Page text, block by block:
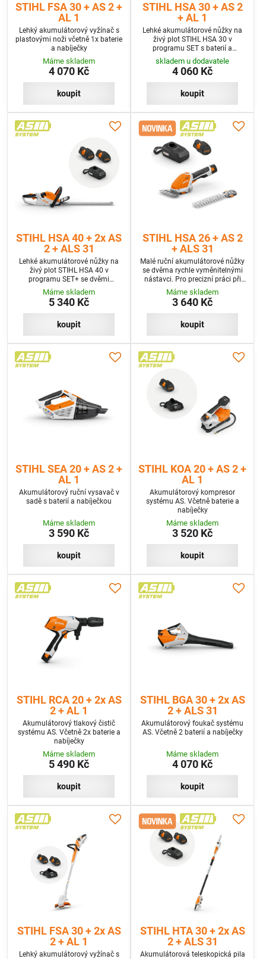
STIHL FSA 30 + AS 2 +
AL 1
Lehký akumulátorový vyžínač s
plastovými noži včetně 1x baterie
a nabíječky
Máme skladem
4 070 Kč
koupit
STIHL HSA 30 + AS 2
+ AL 1
Lehké akumulátorové nůžky na
živý plot STIHL HSA 30 v
programu SET s baterií a
nabíječkou
skladem u dodavatele
4 060 Kč
koupit
STIHL HSA 40 + 2x AS
2 + ALS 31
Lehké akumulátorové nůžky na
živý plot STIHL HSA 40 v
programu SET+ se dvěmi
bateriemi a nabíječkou
Máme skladem
5 340 Kč
koupit
STIHL HSA 26 + AS 2
+ ALS 31
Malé ruční akumulátorové nůžky
se dvěma rychle vyměnitelnými
nástavci. Pro precizní práci při
formování živých plotů a
figurálních keřů a pro
dokončovací práce při
zarovnávání okrajů trávníků a
kolem pevných překážek.
Máme skladem
3 640 Kč
koupit
STIHL SEA 20 + AS 2 +
AL 1
Akumulátorový ruční vysavač v
sadě s baterií a nabíječkou
Máme skladem
3 590 Kč
koupit
STIHL KOA 20 + AS 2 +
AL 1
Akumulátorový kompresor
systému AS. Včetně baterie a
nabíječky
Máme skladem
3 520 Kč
koupit
STIHL RCA 20 + 2x AS
2 + AL 1
Akumulátorový tlakový čistič
systému AS. Včetně 2x baterie a
nabíječky
Máme skladem
5 490 Kč
koupit
STIHL BGA 30 + 2x AS
2 + ALS 31
Akumulátorový foukač systému
AS. Včetně 2 baterií a nabíječky
Máme skladem
4 070 Kč
koupit
STIHL FSA 30 + 2x AS
2 + AL 1
Lehký akumulátorový vyžínač s
STIHL HTA 30 + 2x AS
2 + ALS 31
Akumulátorová teleskopická pila